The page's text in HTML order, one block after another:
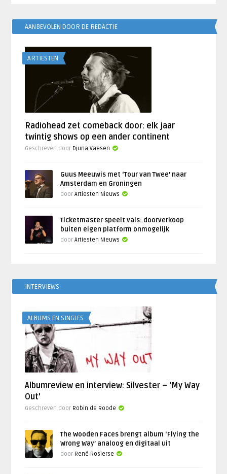
AANBEVOLEN DOOR DE REDACTIE
ARTIESTEN
Radiohead zet comeback door: elk jaar
twintig shows op een ander continent
Geschreven door Djuna Vaesen
Guus Meeuwis met ‘Tour van Twee’ naar
Amsterdam en Groningen
doorArtiesten Nieuws
Ticketmaster speelt vals: doorverkoop
buiten eigen platform onmogelijk
doorArtiesten Nieuws
INTERVIEWS
ALBUMS EN SINGLES
Albumreview en interview: Silvester – ‘My Way
Out’
Geschreven door Robin de Roode
The Wooden Faces brengt album ‘Flying the
Wrong Way’ analoog en digitaal uit
door René Rosierse